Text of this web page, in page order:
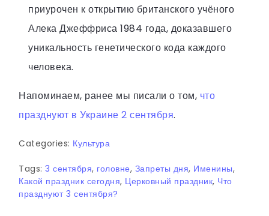
приурочен к открытию британского учёного
Алека Джеффриса 1984 года, доказавшего
уникальность генетического кода каждого
человека.
Напоминаем, ранее мы писали о том, что
празднуют в Украине 2 сентября.
Categories: Культура
Tags: 3 сентября, головне, Запреты дня, Именины,
Какой праздник сегодня, Церковный праздник, Что
празднуют 3 сентября?